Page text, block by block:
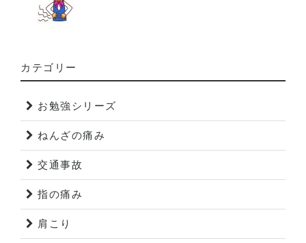
カテゴリー
お勉強シリーズ
ねんざの痛み
交通事故
指の痛み
肩こり